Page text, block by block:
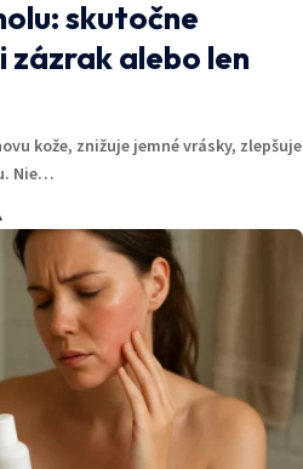
skutočne
zázrak alebo len
kože, znižuje jemné vrásky, zlepšuje
Nie…